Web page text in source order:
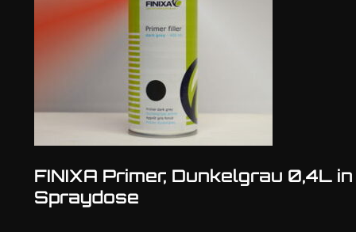
FINIXA Primer, Dunkelgrau 0,4L in
Spraydose